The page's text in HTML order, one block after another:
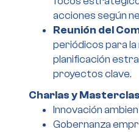
acciones según
Reunión del
periódicos para
planificación
proyectos clave.
Charlas y
Innovación
Gobernanza